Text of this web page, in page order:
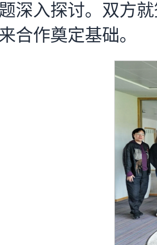
深入探讨。双方
合作奠定基础。